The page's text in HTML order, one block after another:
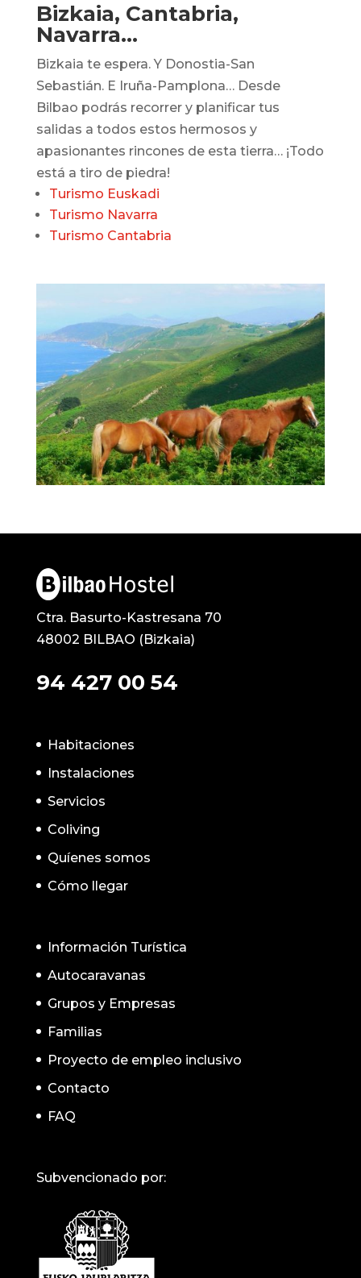
Bizkaia, Cantabria,
Navarra…
Bizkaia te espera. Y Donostia-San
Sebastián. E Iruña-Pamplona… Desde
Bilbao podrás recorrer y planificar tus
salidas a todos estos hermosos y
apasionantes rincones de esta tierra… ¡Todo
está a tiro de piedra!
Turismo Euskadi
Turismo Navarra
Turismo Cantabria
Ctra. Basurto-Kastresana 70
48002 BILBAO (Bizkaia)
94 427 00 54
Habitaciones
Instalaciones
Servicios
Coliving
Quíenes somos
Cómo llegar
Información Turística
Autocaravanas
Grupos y Empresas
Familias
Proyecto de empleo inclusivo
Contacto
FAQ
Subvencionado por: